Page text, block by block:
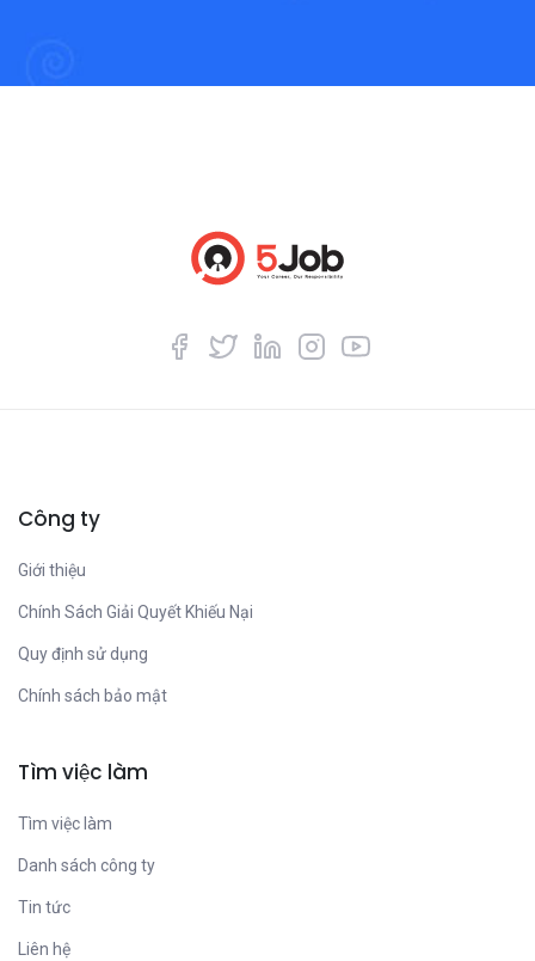
Công ty
Giới thiệu
Chính Sách Giải Quyết Khiếu Nại
Quy định sử dụng
Chính sách bảo mật
Tìm việc làm
Tìm việc làm
Danh sách công ty
Tin tức
Liên hệ